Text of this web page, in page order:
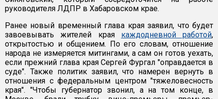
руководителя ЛДПР в Хабаровском крае.
Ранее новый временный глава края заявил, что будет
завоевывать жителей края каждодневной работой,
открытостью и общением. По его словам, отношение
народа не измеряется митингами, а сам он готов уехать,
если прежний глава края Сергей Фургал "оправдается в
суде". Также политик заявил, что намерен вернуть в
отношения с федеральным центром "тяжеловесность
края". "Чтобы губернатор звонил, а на том конце, в